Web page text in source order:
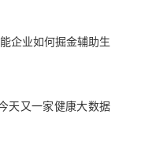
企业如何掘金辅助生
天又一家健康大数据